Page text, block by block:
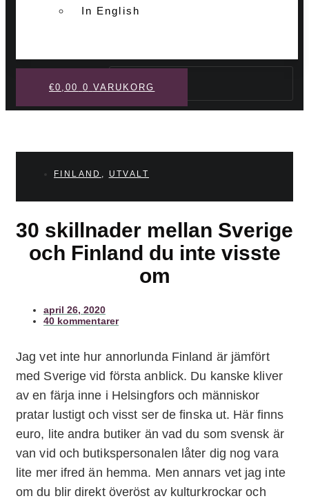
In English
Sök
€0,00 0 VARUKORG
FINLAND UTVALT
30 skillnader mellan Sverige
och Finland du inte visste
om
april 26, 2020
40 kommentarer
Jag vet inte hur annorlunda Finland är jämfört
med Sverige vid första anblick. Du kanske kliver
av en färja inne i Helsingfors och människor
pratar lustigt och visst ser de finska ut. Här finns
euro, lite andra butiker än vad du som svensk är
van vid och butikspersonalen låter dig nog vara
lite mer ifred än hemma. Men annars vet jag inte
om du blir direkt överöst av kulturkrockar och